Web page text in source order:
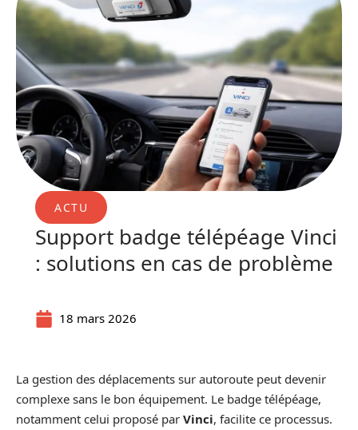
ACTU
Support badge télépéage Vinci
: solutions en cas de problème
18 mars 2026
La gestion des déplacements sur autoroute peut devenir
complexe sans le bon équipement. Le badge télépéage,
notamment celui proposé par Vinci, facilite ce processus.